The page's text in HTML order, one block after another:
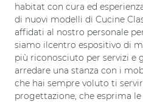
habitat con cura ed
di nuovi modelli di Cucine
affidati al nostro personale
siamo ilcentro espositivo di
più riconosciuto per servizi e
arredare una stanza con i
che hai sempre voluto ti
progettazione, che esprima